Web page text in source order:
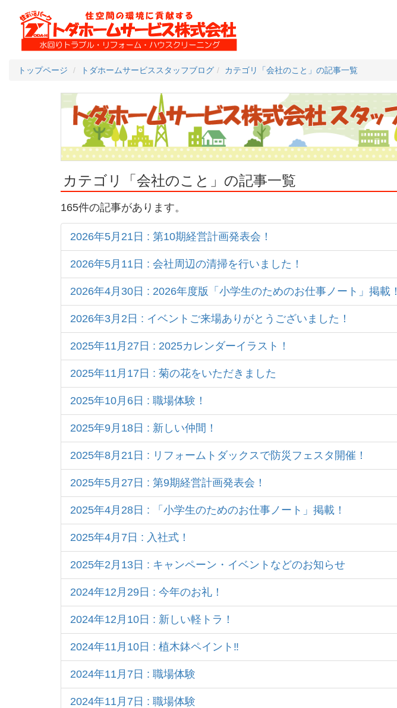
トップページ トダホームサービススタッフブログ カテゴリ「会社のこと」の記事一覧
カテゴリ「会社のこと」の記事一覧
165件の記事があります。
2026年5月21日 : 第10期経営計画発表会！
2026年5月11日 : 会社周辺の清掃を行いました！
2026年4月30日 : 2026年度版「小学生のためのお仕事ノート」掲載！
2026年3月2日 : イベントご来場ありがとうございました！
2025年11月27日 : 2025カレンダーイラスト！
2025年11月17日 : 菊の花をいただきました
2025年10月6日 : 職場体験！
2025年9月18日 : 新しい仲間！
2025年8月21日 : リフォームトダックスで防災フェスタ開催！
2025年5月27日 : 第9期経営計画発表会！
2025年4月28日 : 「小学生のためのお仕事ノート」掲載！
2025年4月7日 : 入社式！
2025年2月13日 : キャンペーン・イベントなどのお知らせ
2024年12月29日 : 今年のお礼！
2024年12月10日 : 新しい軽トラ！
2024年11月10日 : 植木鉢ペイント‼
2024年11月7日 : 職場体験
2024年11月7日 : 職場体験